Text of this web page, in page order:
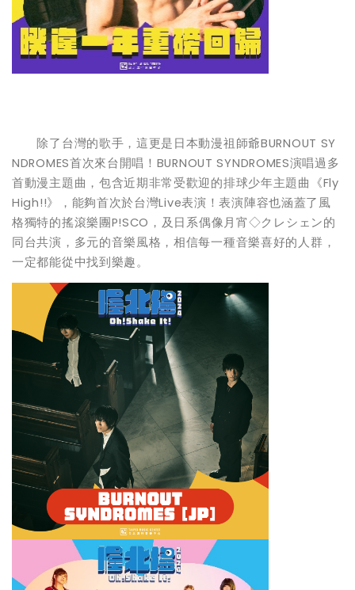
除了台灣的歌手，這更是日本動漫祖師爺BURNOUT SY
NDROMES首次來台開唱！BURNOUT SYNDROMES演唱過多
首動漫主題曲，包含近期非常受歡迎的排球少年主題曲《Fly
High!!》，能夠首次於台灣Live表演！表演陣容也涵蓋了風
格獨特的搖滾樂團P!SCO，及日系偶像月宵◇クレシェン的
同台共演，多元的音樂風格，相信每一種音樂喜好的人群，
一定都能從中找到樂趣。